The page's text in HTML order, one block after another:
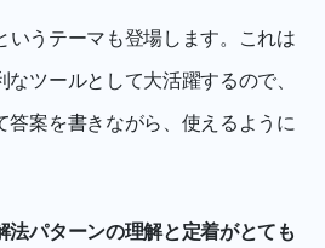
いうテーマも登場します。これは
ツールとして大活躍するので、
答案を書きながら、使えるように
法パターンの理解と定着がとても